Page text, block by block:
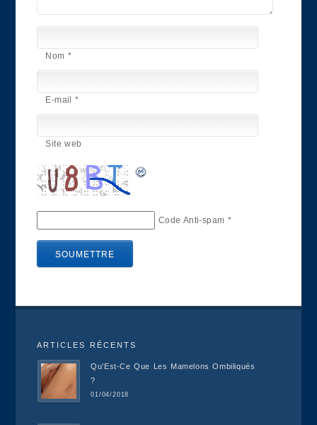
Nom*
E-mail*
Site web
Code Anti-spam *
ARTICLES RÉCENTS
Qu’Est-Ce Que Les Mamelons Ombiliqués
?
01/04/2018